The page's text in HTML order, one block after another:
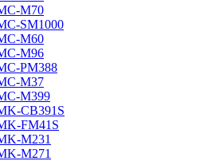
M70
SM1000
M60
M96
PM388
M37
M399
CB391S
FM41S
M231
M271